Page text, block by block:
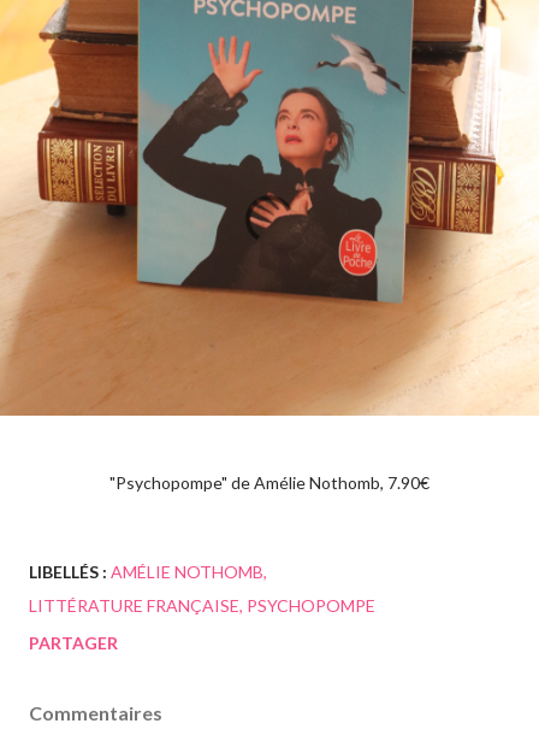
"Psychopompe" de Amélie Nothomb, 7.90€
LIBELLÉS : AMÉLIE NOTHOMB
LITTÉRATURE FRANÇAISE PSYCHOPOMPE
PARTAGER
Commentaires